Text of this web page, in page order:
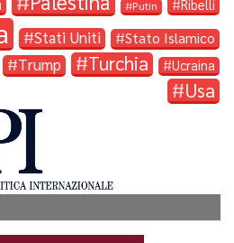
Putin Ribelli
Stati Uniti Stato Islamico
Trump Turchia Ucraina
Usa